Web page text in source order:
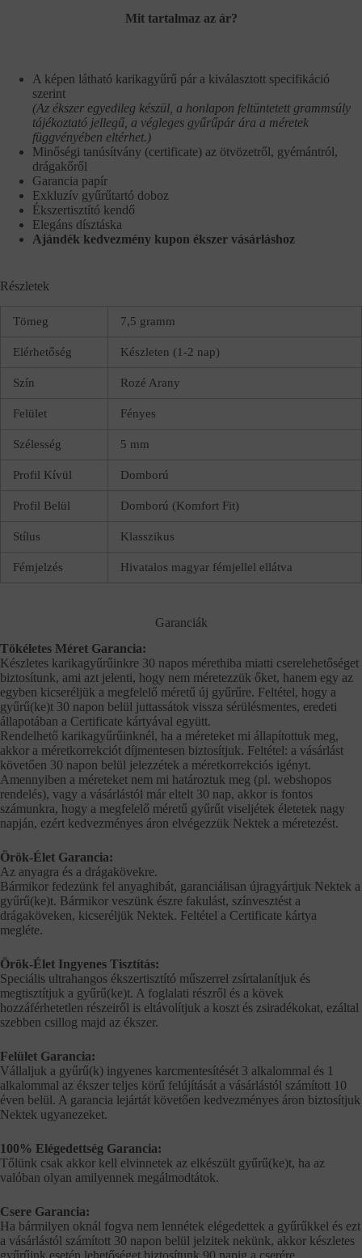
Mit tartalmaz az ár?
A képen látható karikagyűrű pár a kiválasztott specifikáció
szerint
(Az ékszer egyedileg készül, a honlapon feltüntetett grammsúly
tájékoztató jellegű, a végleges gyűrűpár ára a méretek
függvényében eltérhet.)
Minőségi tanúsítvány (certificate) az ötvözetről, gyémántról,
drágakőről
Garancia papír
Exkluzív gyűrűtartó doboz
Ékszertisztító kendő
Elegáns dísztáska
Ajándék kedvezmény kupon ékszer vásárláshoz
Részletek
Tömeg 7,5 gramm
Elérhetőség Készleten (1-2 nap)
Szín Rozé Arany
Felület Fényes
Szélesség 5 mm
Profil Kívül Domború
Profil Belül Domború (Komfort Fit)
Stílus Klasszikus
Fémjelzés Hivatalos magyar fémjellel ellátva
Garanciák
Tökéletes Méret Garancia:
Készletes karikagyűrűinkre 30 napos mérethiba miatti cserelehetőséget
biztosítunk, ami azt jelenti, hogy nem méretezzük őket, hanem egy az
egyben kicseréljük a megfelelő méretű új gyűrűre. Feltétel, hogy a
gyűrű(ke)t 30 napon belül juttassátok vissza sérülésmentes, eredeti
állapotában a Certificate kártyával együtt.
Rendelhető karikagyűrűinknél, ha a méreteket mi állapítottuk meg,
akkor a méretkorrekciót díjmentesen biztosítjuk. Feltétel: a vásárlást
követően 30 napon belül jelezzétek a méretkorrekciós igényt.
Amennyiben a méreteket nem mi határoztuk meg (pl. webshopos
rendelés), vagy a vásárlástól már eltelt 30 nap, akkor is fontos
számunkra, hogy a megfelelő méretű gyűrűt viseljétek életetek nagy
napján, ezért kedvezményes áron elvégezzük Nektek a méretezést.
Örök-Élet Garancia:
Az anyagra és a drágakövekre.
Bármikor fedezünk fel anyaghibát, garanciálisan újragyártjuk Nektek a
gyűrű(ke)t. Bármikor veszünk észre fakulást, színvesztést a
drágaköveken, kicseréljük Nektek. Feltétel a Certificate kártya
megléte.
Örök-Élet Ingyenes Tisztítás:
Speciális ultrahangos ékszertisztító műszerrel zsírtalanítjuk és
megtisztítjuk a gyűrű(ke)t. A foglalati részről és a kövek
hozzáférhetetlen részeiről is eltávolítjuk a koszt és zsiradékokat, ezáltal
szebben csillog majd az ékszer.
Felület Garancia:
Vállaljuk a gyűrű(k) ingyenes karcmentesítését 3 alkalommal és 1
alkalommal az ékszer teljes körű felújítását a vásárlástól számított 10
éven belül. A garancia lejártát követően kedvezményes áron biztosítjuk
Nektek ugyanezeket.
100% Elégedettség Garancia:
Tőlünk csak akkor kell elvinnetek az elkészült gyűrű(ke)t, ha az
valóban olyan amilyennek megálmodtátok.
Csere Garancia:
Ha bármilyen oknál fogva nem lennétek elégedettek a gyűrűkkel és ezt
a vásárlástól számított 30 napon belül jelzitek nekünk, akkor készletes